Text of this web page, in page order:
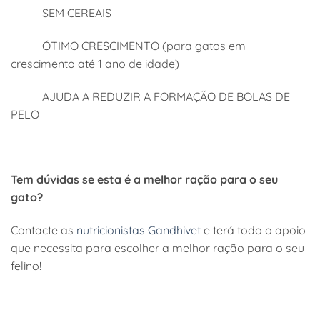
SEM CEREAIS
ÓTIMO CRESCIMENTO (para gatos em
crescimento até 1 ano de idade)
AJUDA A REDUZIR A FORMAÇÃO DE BOLAS DE
PELO
Tem dúvidas se esta é a melhor ração para o seu
gato?
Contacte as nutricionistas Gandhivet e terá todo o apoio
que necessita para escolher a melhor ração para o seu
felino!